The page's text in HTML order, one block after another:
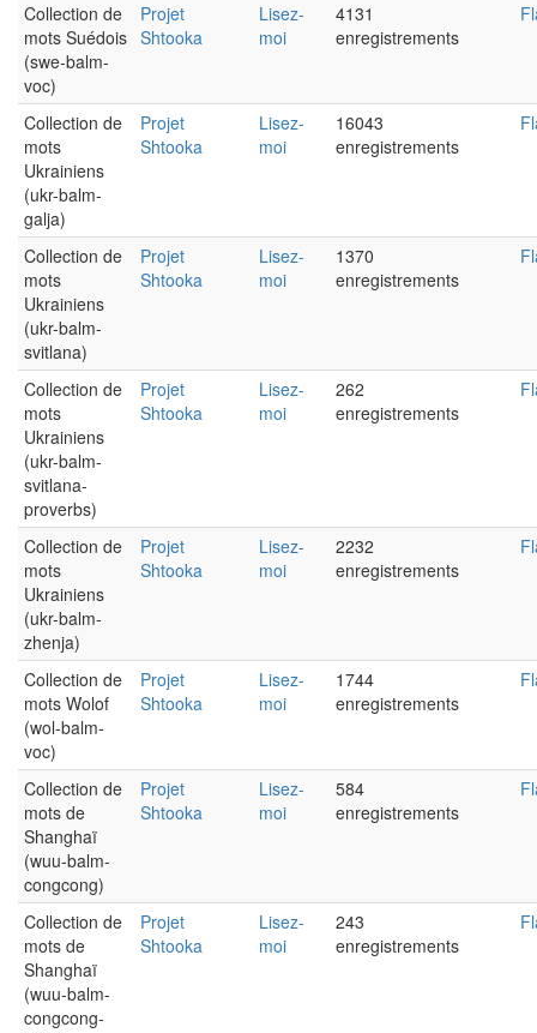
Collection de
mots Suédois
(swe-balm-
voc)
Projet
Shtooka
Lisez-
moi
4131
enregistrements
Collection de
mots
Ukrainiens
(ukr-balm-
galja)
Projet
Shtooka
Lisez-
moi
16043
enregistrements
Collection de
mots
Ukrainiens
(ukr-balm-
svitlana)
Projet
Shtooka
Lisez-
moi
1370
enregistrements
Collection de
mots
Ukrainiens
(ukr-balm-
svitlana-
proverbs)
Projet
Shtooka
Lisez-
moi
262
enregistrements
Collection de
mots
Ukrainiens
(ukr-balm-
zhenja)
Projet
Shtooka
Lisez-
moi
2232
enregistrements
Collection de
mots Wolof
(wol-balm-
voc)
Projet
Shtooka
Lisez-
moi
1744
enregistrements
Collection de
mots de
Shanghaï
(wuu-balm-
congcong)
Projet
Shtooka
Lisez-
moi
584
enregistrements
Collection de
mots de
Shanghaï
(wuu-balm-
congcong-
Projet
Shtooka
Lisez-
moi
243
enregistrements